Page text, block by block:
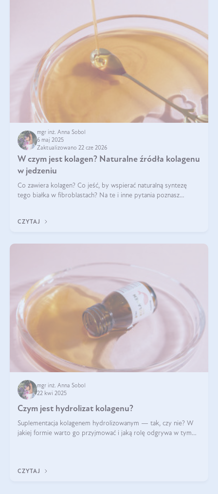
mgr inż. Anna Sobol
6 maj 2025
Zaktualizowano 22 cze 2026
W czym jest kolagen? Naturalne źródła kolagenu
w jedzeniu
Co zawiera kolagen? Co jeść, by wspierać naturalną syntezę
tego białka w fibroblastach? Na te i inne pytania poznasz
CZYTAJ
mgr inż. Anna Sobol
22 kwi 2025
Czym jest hydrolizat kolagenu?
Suplementacja kolagenem hydrolizowanym — tak, czy nie? W
jakiej formie warto go przyjmować i jaką rolę odgrywa w tym
CZYTAJ